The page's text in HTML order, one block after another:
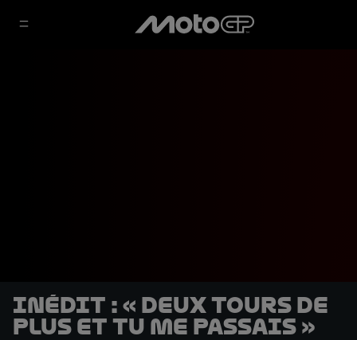
INÉDIT : « Deux tours de
plus et tu me passais »